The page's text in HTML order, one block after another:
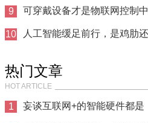
实的
9 可穿戴设备才是物联网控制中
心？别
10 人工智能缓足前行，是鸡肋还
热门文章
HOT ARTICLE
1 妄谈互联网+的智能硬件都是